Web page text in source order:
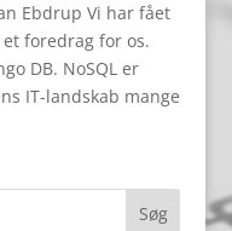
Ebdrup Vi har fået
foredrag for os.
DB. NoSQL er
IT-landskab mange